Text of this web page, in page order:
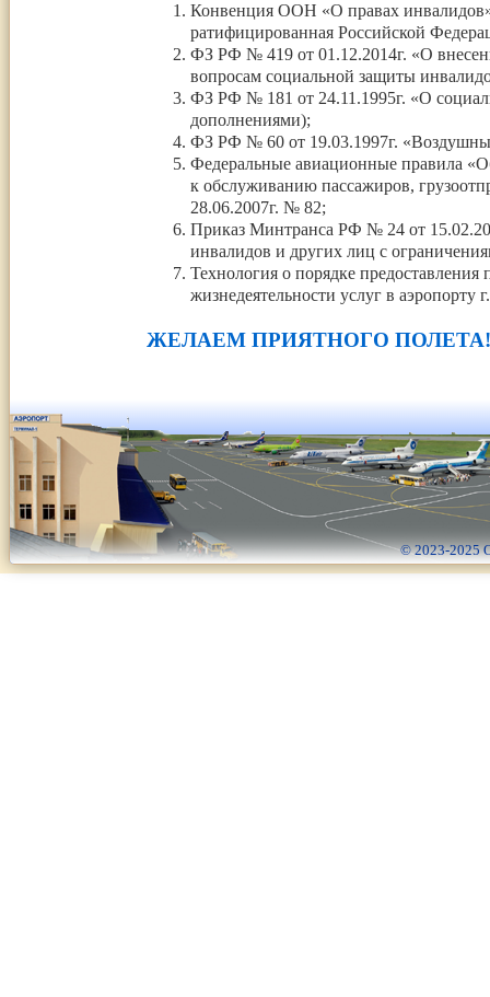
Конвенция ООН «О правах
ратифицированная Российской
ФЗ РФ № 419 от 01.12.2014г. «О
вопросам социальной защиты
ФЗ РФ № 181 от 24.11.1995г. «О
дополнениями);
ФЗ РФ № 60 от 19.03.1997г.
Федеральные авиационные правила
к обслуживанию пассажиров,
28.06.2007г. № 82;
Приказ Минтранса РФ № 24 от
инвалидов и других лиц с
Технология о порядке
жизнедеятельности услуг в аэропорту
ЖЕЛАЕМ ПРИЯТНОГО ПОЛЕТА!
© 2023-